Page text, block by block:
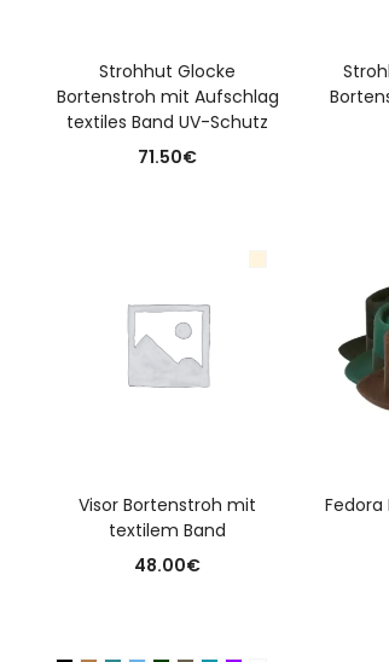
Strohhut Glocke
Bortenstroh mit Aufschlag
textiles Band UV-Schutz
71.50€
Visor Bortenstroh mit
textilem Band
48.00€